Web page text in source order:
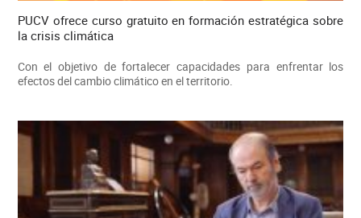
PUCV ofrece curso gratuito en formación estratégica sobre
la crisis climática
Con el objetivo de fortalecer capacidades para enfrentar los
efectos del cambio climático en el territorio.